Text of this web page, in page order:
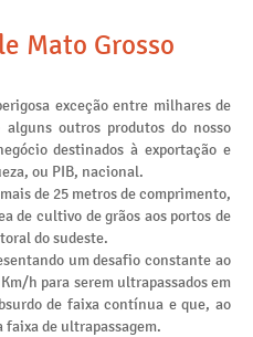
Mato Grosso
exceção entre milhares de
outros produtos do nosso
destinados à exportação e
ou PIB, nacional.
de 25 metros de comprimento,
de cultivo de grãos aos portos de
do sudeste.
um desafio constante ao
h para serem ultrapassados em
de faixa contínua e que, ao
faixa de ultrapassagem.